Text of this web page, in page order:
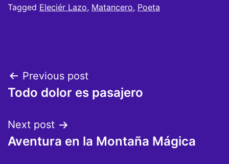
Tagged Eleciér Lazo, Matancero, Poeta
Post
navigation
Previous post
Todo dolor es pasajero
Next post
Aventura en la Montaña Mágica